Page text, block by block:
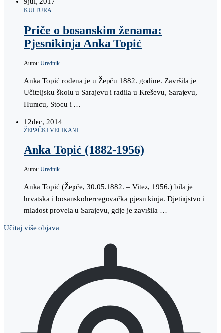
KULTURA
Priče o bosanskim ženama:
Pjesnikinja Anka Topić
Autor: Urednik
Anka Topić rođena je u Žepču 1882. godine. Završila je
Učiteljsku školu u Sarajevu i radila u Kreševu, Sarajevu,
Humcu, Stocu i …
12dec, 2014
ŽEPAČKI VELIKANI
Anka Topić (1882-1956)
Autor: Urednik
Anka Topić (Žepče, 30.05.1882. – Vitez, 1956.) bila je
hrvatska i bosanskohercegovačka pjesnikinja. Djetinjstvo i
mladost provela u Sarajevu, gdje je završila …
Učitaj više objava